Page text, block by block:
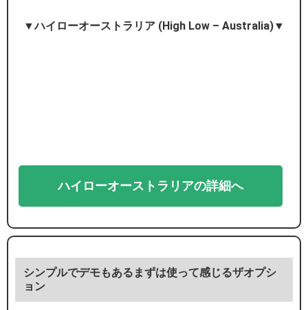
▼ハイローオーストラリア (High Low – Australia)▼
ハイローオーストラリアの詳細へ
シンプルでデモもあるまずは使って感じるザオプシ
ョン